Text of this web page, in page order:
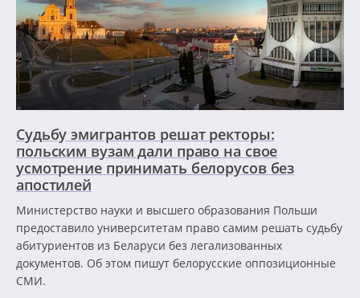
Судьбу эмигрантов решат ректоры:
польским вузам дали право на свое
усмотрение принимать белорусов без
апостилей
Министерство науки и высшего образования Польши
предоставило университетам право самим решать судьбу
абитуриентов из Беларуси без легализованных
документов. Об этом пишут белорусские оппозиционные
СМИ.